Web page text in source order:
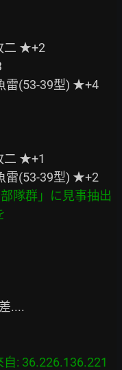
二 ★+2
雷(53-39型) ★+4
二 ★+1
隊群」に見事抽出
....
: 36.226.136.221